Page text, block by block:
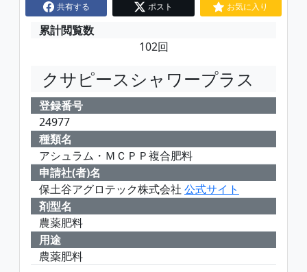
共有する ポスト お気に入り
累計閲覧数
102回
クサピースシャワープラス
登録番号
24977
種類名
アシュラム・ＭＣＰＰ複合肥料
申請社(者)名
保土谷アグロテック株式会社 公式サイト
剤型名
農薬肥料
用途
農薬肥料